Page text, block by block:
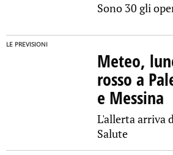
Sono 30 gli
LE PREVISIONI
Meteo,
rosso a
e Messina
L'allerta arriva
Salute